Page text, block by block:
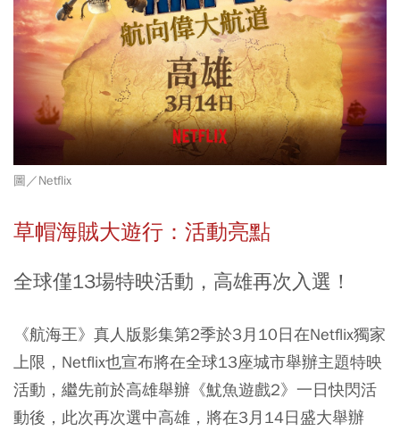
圖／Netflix
草帽海賊大遊行：活動亮點
全球僅13場特映活動，高雄再次入選！
《航海王》真人版影集第2季於3月10日在Netflix獨家
上限，Netflix也宣布將在全球13座城市舉辦主題特映
活動，繼先前於高雄舉辦 《魷魚遊戲2》一日快閃活
動後，此次再次選中高雄，將在3月14日盛大舉辦